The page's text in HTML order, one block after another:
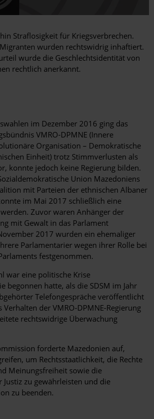
Straflosigkeit für Kriegsverbrechen.
wurden rechtswidrig inhaftiert.
wurde die Geschlechtsidentität von
rechtlich anerkannt.
im Dezember 2016 ging das
VMRO-DPMNE (Innere
Organisation – Demokratische
Einheit) trotz Stimmverlusten als
konnte jedoch keine Regierung bilden.
Union Mazedoniens
mit Parteien der ethnischen Albaner
im Mai 2017 schließlich eine
Zuvor waren Anhänger der
mit Gewalt in das Parlament
2017 wurden ein ehemaliger
Parlamentarier wegen ihrer Rolle bei
festgenommen.
war eine politische Krise
begonnen hatte, als die SDSM im Jahr
Telefongespräche veröffentlicht
der VMRO-DPMNE-Regierung
rechtswidrige Überwachung
forderte Mazedonien auf,
um Rechtsstaatlichkeit, die Rechte
Meinungsfreiheit sowie die
Justiz zu gewährleisten und die
zu beenden.